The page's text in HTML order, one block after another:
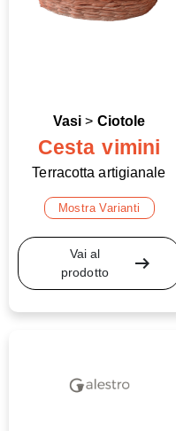
Vasi > Ciotole
Cesta vimini
Terracotta artigianale
Mostra Varianti
Vai al
prodotto
arrow_right_alt